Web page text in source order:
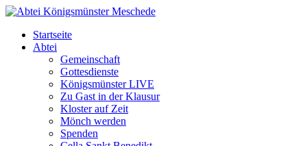
Startseite
Abtei
Gemeinschaft
Gottesdienste
Königsmünster LIVE
Zu Gast in der Klausur
Kloster auf Zeit
Mönch werden
Spenden